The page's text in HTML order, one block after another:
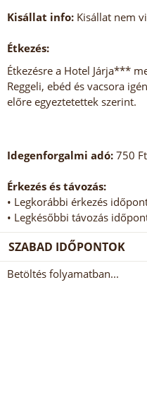
Kisállat info: Kisállat nem
Étkezés:
Étkezésre a Hotel Járja***
Reggeli, ebéd és vacsora
előre egyeztetettek szerint.
Idegenforgalmi adó: 750
Érkezés és távozás:
• Legkorábbi érkezés
• Legkésőbbi távozás
SZABAD IDŐPONTOK
Betöltés folyamatban...